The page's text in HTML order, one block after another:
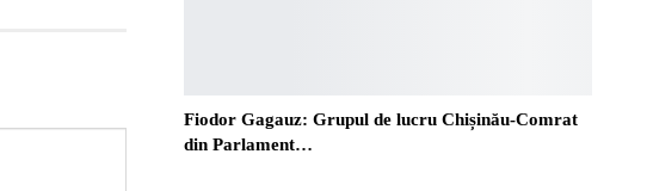
Fiodor Gagauz: Grupul de lucru Chișinău-Comrat
din Parlament…